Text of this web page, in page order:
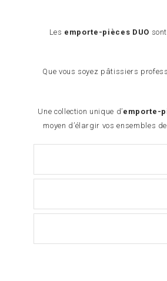
Les emporte-pièces DUO
Que vous soyez pâtissiers
Une collection unique d’emporte-
moyen d’élargir vos ensembles